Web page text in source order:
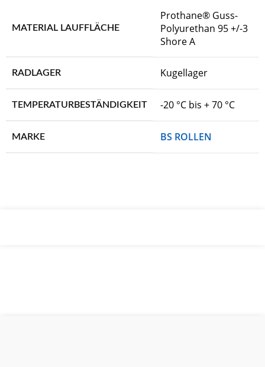
MATERIAL LAUFFLÄCHE
Prothane® Guss-
Polyurethan 95 +/-3
Shore A
RADLAGER Kugellager
TEMPERATURBESTÄNDIGKEIT -20 °C bis + 70 °C
MARKE BS ROLLEN